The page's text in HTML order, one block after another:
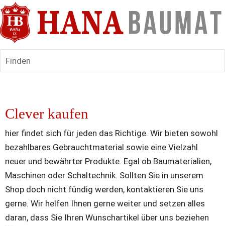
Finden
Clever kaufen
hier findet sich für jeden das Richtige. Wir bieten sowohl
bezahlbares Gebrauchtmaterial sowie eine Vielzahl
neuer und bewährter Produkte. Egal ob Baumaterialien,
Maschinen oder Schaltechnik. Sollten Sie in unserem
Shop doch nicht fündig werden, kontaktieren Sie uns
gerne. Wir helfen Ihnen gerne weiter und setzen alles
daran, dass Sie Ihren Wunschartikel über uns beziehen